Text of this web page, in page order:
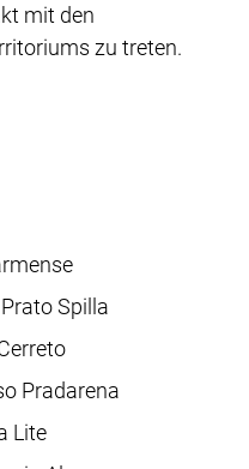
mit den
zu treten.
Spilla
Pradarena
Lite